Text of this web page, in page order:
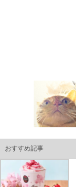
おすすめ記事